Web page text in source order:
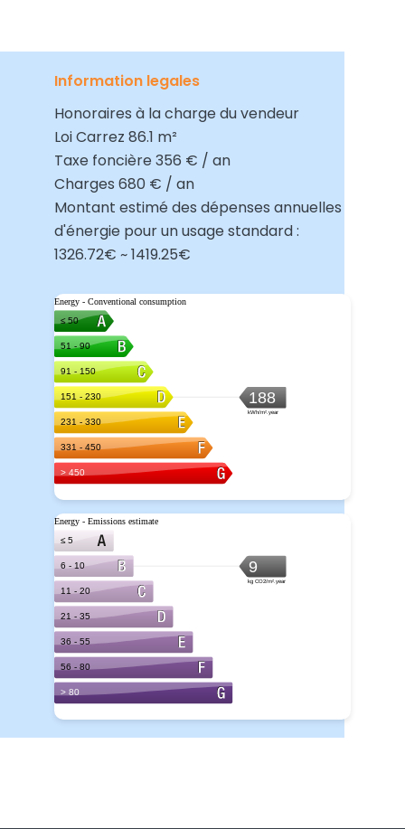
Information legales
Honoraires à la charge du vendeur
Loi Carrez 86.1 m²
Taxe foncière 356 € / an
Charges 680 € / an
Montant estimé des dépenses annuelles
d'énergie pour un usage standard :
1326.72€ ~ 1419.25€